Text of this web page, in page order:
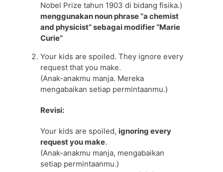
Nobel Prize tahun 1903 di bidang fisika.)
menggunakan noun phrase “a chemist
and physicist” sebagai modifier “Marie
Curie”
Your kids are spoiled. They ignore every
request that you make.
(Anak-anakmu manja. Mereka
mengabaikan setiap permintaanmu.)
Revisi:
Your kids are spoiled, ignoring every
request you make.
(Anak-anakmu manja, mengabaikan
setiap permintaanmu.)